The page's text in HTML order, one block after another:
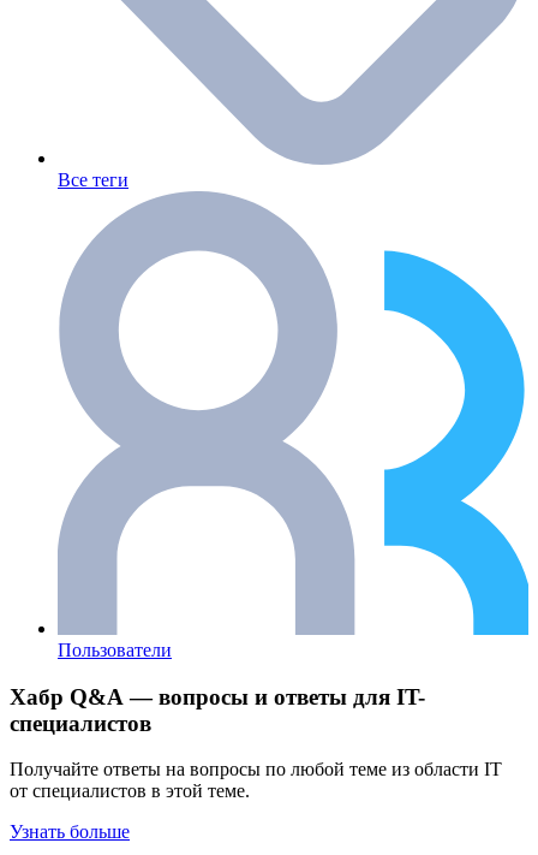
Все теги
Пользователи
Хабр Q&A — вопросы и ответы для IT-
специалистов
Получайте ответы на вопросы по любой теме из области IT
от специалистов в этой теме.
Узнать больше